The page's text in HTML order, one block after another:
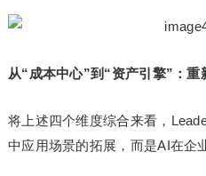
从“成本中心”到“资产引擎”：
将上述四个维度综合来看，
中应用场景的拓展，而是AI在企